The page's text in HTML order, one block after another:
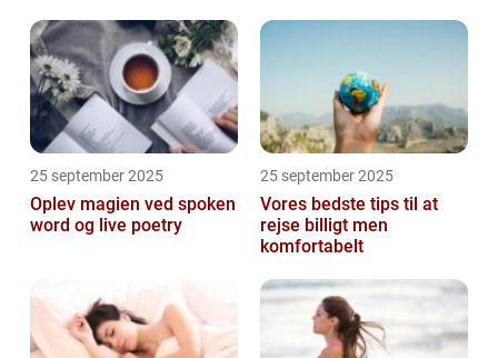
25 september 2025
Oplev magien ved spoken
word og live poetry
25 september 2025
Vores bedste tips til at
rejse billigt men
komfortabelt